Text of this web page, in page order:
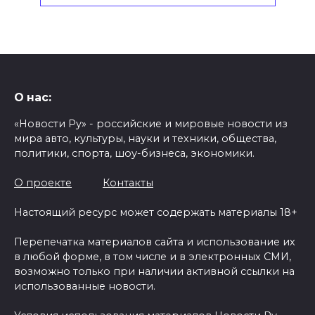
О нас:
«Новости Ру» - российские и мировые новости из
мира авто, культуры, науки и техники, общества,
политики, спорта, шоу-бизнеса, экономики.
О проекте Контакты
Настоящий ресурс может содержать материалы 18+
Перепечатка материалов сайта и использование их
в любой форме, в том числе и в электронных СМИ,
возможно только при наличии активной ссылки на
использованные новости.